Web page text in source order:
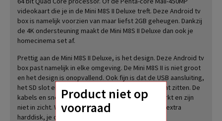
Product niet op
voorraad
videokaart die je in de Mini M8S II Deluxe treft. Deze Android tv
box is namelijk voorzien van maar liefst 2GB geheugen. Dankzij
de 4K ondersteuning maakt de Mini M8S II Deluxe dan ook je
homecinema set af.
Prettig aan de Mini M8S II Deluxe, is het design. Deze Android tv
box past namelijk in elke omgeving. De Mini M8S II is niet groot
en het design is onopvallend. Ook fijn is dat de USB aansluiting,
het SD slot en de SPIF aansluiting aan de achterkant zitten. De
kabels en snoeren zitten dan ook goed weggewerkt en zijn
niet in zicht. Wel prettig voor het aansluiten van je extra
harddisk, je draadloze toetsenbord of je joystick.